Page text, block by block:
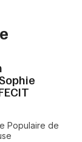
Populaire de